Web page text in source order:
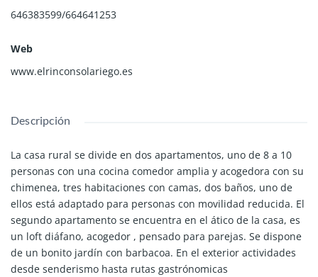
646383599/664641253
Web
www.elrinconsolariego.es
Descripción
La casa rural se divide en dos apartamentos, uno de 8 a 10
personas con una cocina comedor amplia y acogedora con su
chimenea, tres habitaciones con camas, dos baños, uno de
ellos está adaptado para personas con movilidad reducida. El
segundo apartamento se encuentra en el ático de la casa, es
un loft diáfano, acogedor , pensado para parejas. Se dispone
de un bonito jardín con barbacoa. En el exterior actividades
desde senderismo hasta rutas gastrónomicas